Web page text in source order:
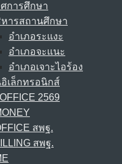
การศึกษา
หารสถานศึกษา
อำเภอระแงะ
อำเภอจะแนะ
อำเภอเจาะไอร้อง
เล็กทรอนิกส์
2569
สพฐ.
สพฐ.